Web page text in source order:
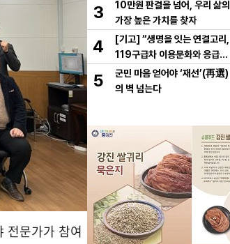
전문가가 참여
3
10만원 판결을 넘어, 우리 삶의
가장 높은 가치를 찾자
4
[기고] “생명을 잇는 연결고리,
119구급차 이용문화와 응급처
치의 중요성
5
군민 마음 얻어야 ‘재선’(再選)
의 벽 넘는다